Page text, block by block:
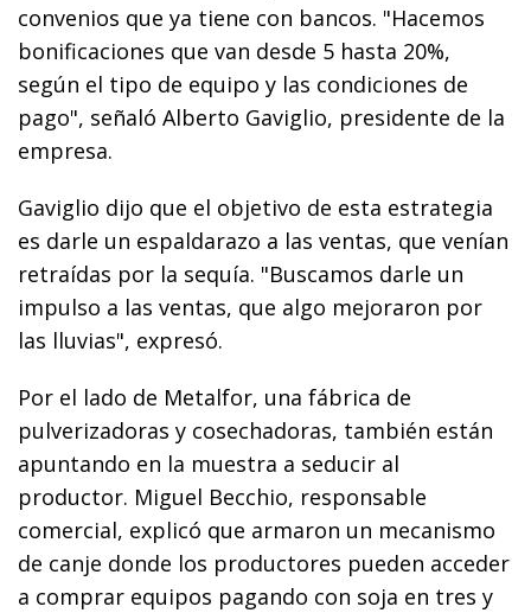
convenios que ya tiene con bancos. "Hacemos
bonificaciones que van desde 5 hasta 20%,
según el tipo de equipo y las condiciones de
pago", señaló Alberto Gaviglio, presidente de la
empresa.
Gaviglio dijo que el objetivo de esta estrategia
es darle un espaldarazo a las ventas, que venían
retraídas por la sequía. "Buscamos darle un
impulso a las ventas, que algo mejoraron por
las lluvias", expresó.
Por el lado de Metalfor, una fábrica de
pulverizadoras y cosechadoras, también están
apuntando en la muestra a seducir al
productor. Miguel Becchio, responsable
comercial, explicó que armaron un mecanismo
de canje donde los productores pueden acceder
a comprar equipos pagando con soja en tres y